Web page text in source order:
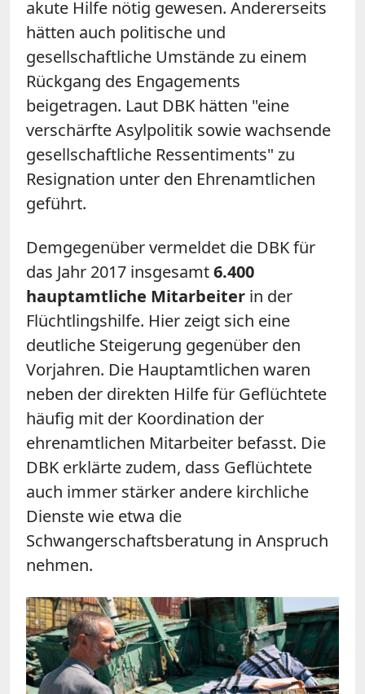
akute Hilfe nötig gewesen. Andererseits
hätten auch politische und
gesellschaftliche Umstände zu einem
Rückgang des Engagements
beigetragen. Laut DBK hätten "eine
verschärfte Asylpolitik sowie wachsende
gesellschaftliche Ressentiments" zu
Resignation unter den Ehrenamtlichen
geführt.
Demgegenüber vermeldet die DBK für
das Jahr 2017 insgesamt6.400
hauptamtliche Mitarbeiter in der
Flüchtlingshilfe. Hier zeigt sich eine
deutliche Steigerung gegenüber den
Vorjahren. Die Hauptamtlichen waren
neben der direkten Hilfe für Geflüchtete
häufig mit der Koordination der
ehrenamtlichen Mitarbeiter befasst. Die
DBK erklärte zudem, dass Geflüchtete
auch immer stärker andere kirchliche
Dienste wie etwa die
Schwangerschaftsberatung in Anspruch
nehmen.